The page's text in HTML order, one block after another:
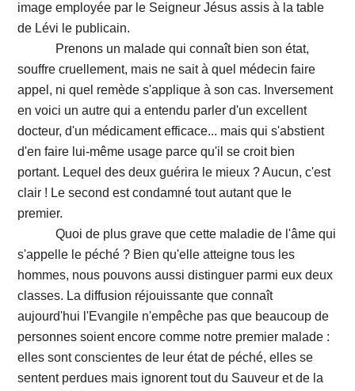
image employée par le Seigneur Jésus assis à la table
de Lévi le publicain.
Prenons un malade qui connaît bien son état,
souffre cruellement, mais ne sait à quel médecin faire
appel, ni quel remède s'applique à son cas. Inversement
en voici un autre qui a entendu parler d'un excellent
docteur, d'un médicament efficace... mais qui s'abstient
d'en faire lui-même usage parce qu'il se croit bien
portant. Lequel des deux guérira le mieux ? Aucun, c'est
clair ! Le second est condamné tout autant que le
premier.
Quoi de plus grave que cette maladie de l'âme qui
s'appelle le péché ? Bien qu'elle atteigne tous les
hommes, nous pouvons aussi distinguer parmi eux deux
classes. La diffusion réjouissante que connaît
aujourd'hui l'Evangile n'empêche pas que beaucoup de
personnes soient encore comme notre premier malade :
elles sont conscientes de leur état de péché, elles se
sentent perdues mais ignorent tout du Sauveur et de la